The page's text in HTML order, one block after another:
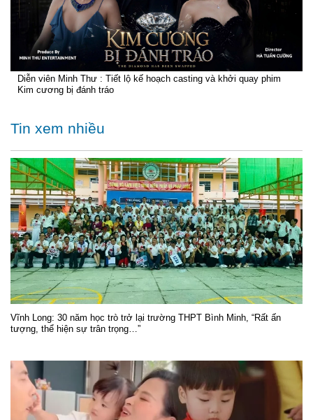
Diễn viên Minh Thư : Tiết lộ kế hoạch casting và khởi quay phim
Kim cương bị đánh tráo
Tin xem nhiều
Vĩnh Long: 30 năm học trò trở lại trường THPT Bình Minh, “Rất ấn
tượng, thể hiện sự trân trọng…”